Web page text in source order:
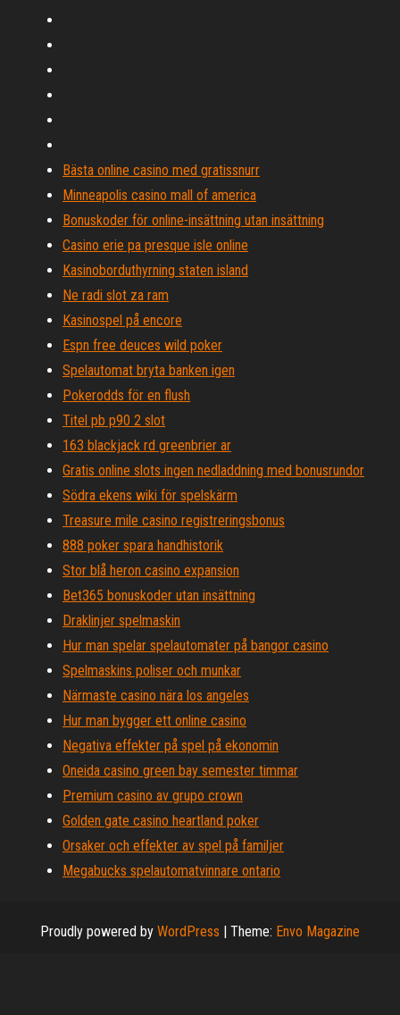
Bästa online casino med gratissnurr
Minneapolis casino mall of america
Bonuskoder för online-insättning utan insättning
Casino erie pa presque isle online
Kasinoborduthyrning staten island
Ne radi slot za ram
Kasinospel på encore
Espn free deuces wild poker
Spelautomat bryta banken igen
Pokerodds för en flush
Titel pb p90 2 slot
163 blackjack rd greenbrier ar
Gratis online slots ingen nedladdning med bonusrundor
Södra ekens wiki för spelskärm
Treasure mile casino registreringsbonus
888 poker spara handhistorik
Stor blå heron casino expansion
Bet365 bonuskoder utan insättning
Draklinjer spelmaskin
Hur man spelar spelautomater på bangor casino
Spelmaskins poliser och munkar
Närmaste casino nära los angeles
Hur man bygger ett online casino
Negativa effekter på spel på ekonomin
Oneida casino green bay semester timmar
Premium casino av grupo crown
Golden gate casino heartland poker
Orsaker och effekter av spel på familjer
Megabucks spelautomatvinnare ontario
Proudly powered by WordPress | Theme: Envo Magazine